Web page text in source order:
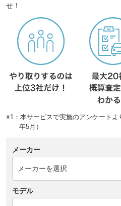
せ！
※1：本サービスで実施のアンケート
年5月）
メーカー
モデル